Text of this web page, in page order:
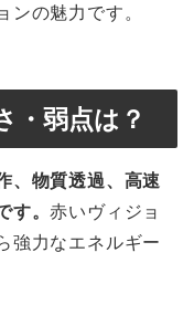
ンの魅力です。
・弱点は？
、物質透過、高速
す。赤いヴィジョ
強力なエネルギー